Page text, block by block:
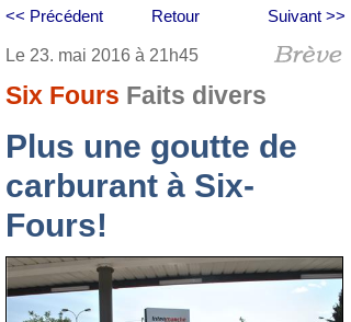
Retour
<< Précédent Suivant >>
Le 23. mai 2016 à 21h45
Six Fours Faits divers
Plus une goutte de
carburant à Six-
Fours!